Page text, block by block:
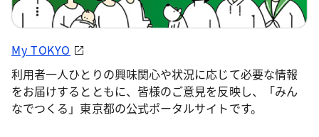
My TOKYO
利用者一人ひとりの興味関心や状況に応じて必要な情報
をお届けするとともに、皆様のご意見を反映し、「みん
なでつくる」東京都の公式ポータルサイトです。